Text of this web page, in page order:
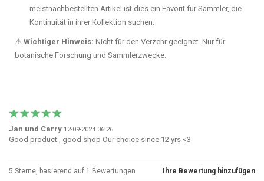
meistnachbestellten Artikel ist dies ein Favorit für Sammler, die
Kontinuität in ihrer Kollektion suchen.
⚠️ Wichtiger Hinweis: Nicht für den Verzehr geeignet. Nur für
botanische Forschung und Sammlerzwecke.
Jan und Carry 12-09-2024 06:26
Good product , good shop Our choice since 12 yrs <3
Ihre Bewertung hinzufügen
5 Sterne, basierend auf 1 Bewertungen